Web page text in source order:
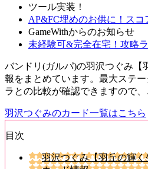
ツール実装！
AP&FC埋めのお供に！スコ
GameWithからのお知らせ
未経験可&完全在宅！攻略
バンドリ(ガルパ)の羽沢つぐみ【
報をまとめています。最大ステ
ラとの比較が確認できますので、
羽沢つぐみのカード一覧はこちら
目次
羽沢つぐみ【羽丘の輝